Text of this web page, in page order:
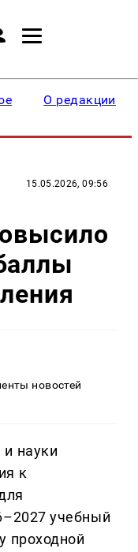
О редакции
15.05.2026, 09:56
новостей
науки
к
учебный
проходной